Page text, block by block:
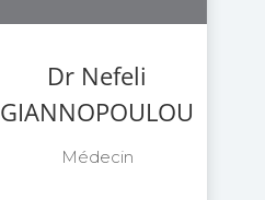
Dr Nefeli
GIANNOPOULOU
Médecin